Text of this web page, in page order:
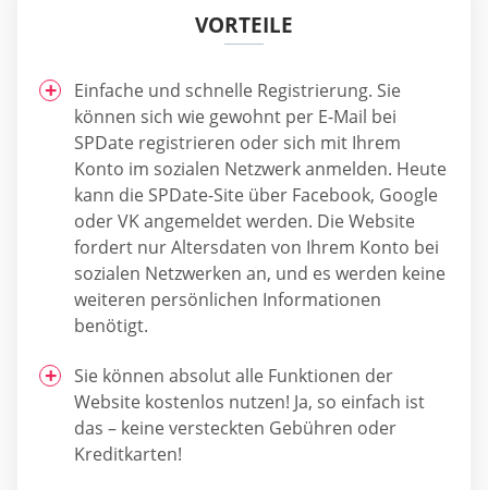
VORTEILE
Einfache und schnelle Registrierung. Sie
können sich wie gewohnt per E-Mail bei
SPDate registrieren oder sich mit Ihrem
Konto im sozialen Netzwerk anmelden. Heute
kann die SPDate-Site über Facebook, Google
oder VK angemeldet werden. Die Website
fordert nur Altersdaten von Ihrem Konto bei
sozialen Netzwerken an, und es werden keine
weiteren persönlichen Informationen
benötigt.
Sie können absolut alle Funktionen der
Website kostenlos nutzen! Ja, so einfach ist
das – keine versteckten Gebühren oder
Kreditkarten!